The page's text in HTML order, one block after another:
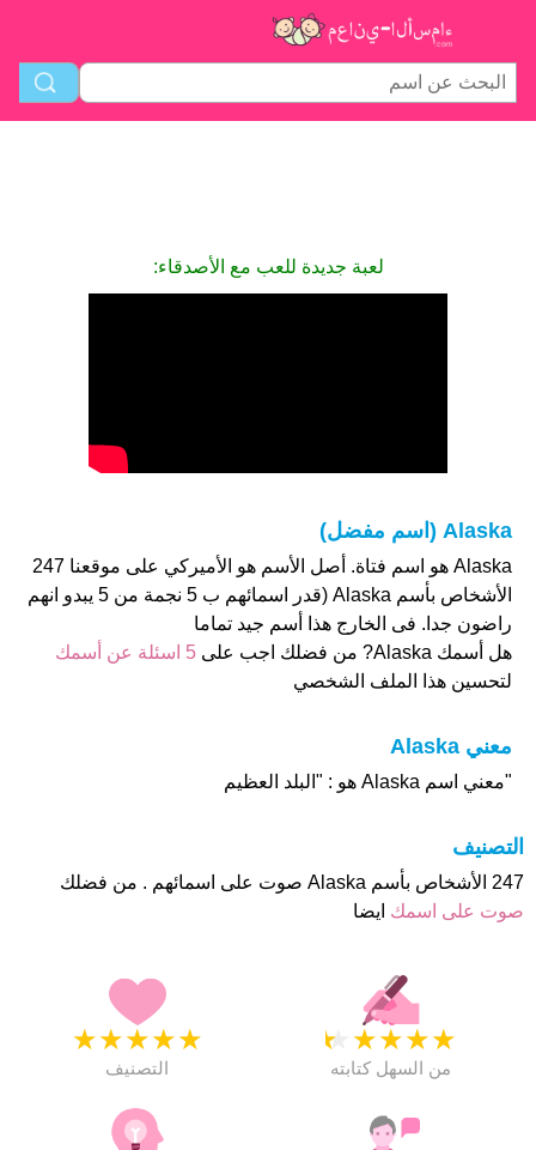
لعبة جديدة للعب مع الأصدقاء:
Alaska (اسم مفضل)
Alaska هو اسم فتاة. أصل الأسم هو الأميركي على موقعنا 247
الأشخاص بأسم Alaska (قدر اسمائهم ب 5 نجمة من 5 يبدو انهم
راضون جدا. فى الخارج هذا أسم جيد تماما
هل أسمك Alaska? من فضلك اجب على
5 اسئلة عن أسمك
لتحسين هذا الملف الشخصي
معني Alaska
"معني اسم Alaska هو : "البلد العظيم
التصنيف
247 الأشخاص بأسم Alaska صوت على اسمائهم . من فضلك
صوت على اسمك ايضا
★
★
★
★
★
التصنيف
★
★
★
★
★
من السهل كتابته